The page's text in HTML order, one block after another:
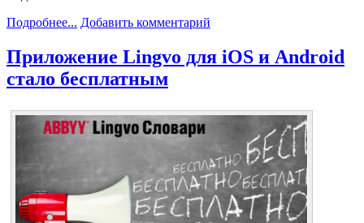
Подробнее... Добавить комментарий
Приложение Lingvо для iOS и Android
стало бесплатным